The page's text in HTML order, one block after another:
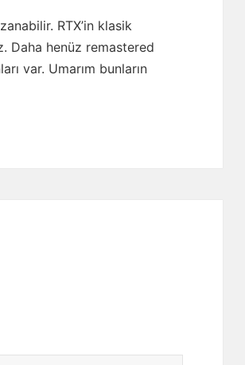
RTX’in klasik
Daha henüz remastered
var. Umarım bunların